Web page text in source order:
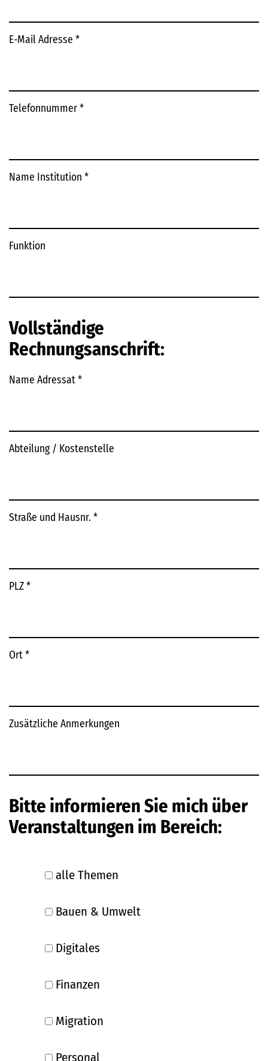
E-Mail Adresse *
Telefonnummer*
Name Institution *
Funktion
Vollständige
Rechnungsanschrift:
Name Adressat*
Abteilung / Kostenstelle
Straße und Hausnr. *
PLZ*
Ort*
Zusätzliche Anmerkungen
Bitte informieren Sie mich über
Veranstaltungen im Bereich:
alle Themen
Bauen & Umwelt
Digitales
Finanzen
Migration
Personal